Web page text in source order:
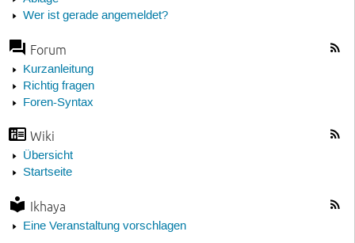
Wer ist gerade angemeldet?
Forum
Kurzanleitung
Richtig fragen
Foren-Syntax
Wiki
Übersicht
Startseite
Ikhaya
Eine Veranstaltung vorschlagen